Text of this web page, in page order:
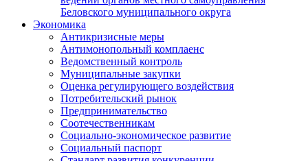
Беловского муниципального округа
Экономика
Антикризисные меры
Антимонопольный комплаенс
Ведомственный контроль
Муниципальные закупки
Оценка регулирующего воздействия
Потребительский рынок
Предпринимательство
Соотечественникам
Социально-экономическое развитие
Социальный паспорт